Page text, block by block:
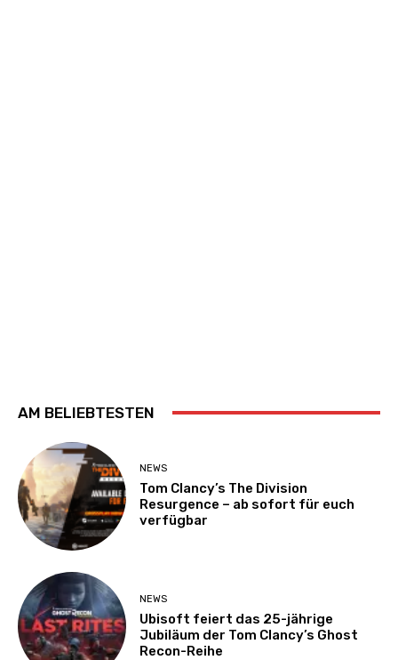
AM BELIEBTESTEN
NEWS
Tom Clancy’s The Division
Resurgence – ab sofort für euch
verfügbar
NEWS
Ubisoft feiert das 25-jährige
Jubiläum der Tom Clancy’s Ghost
Recon-Reihe